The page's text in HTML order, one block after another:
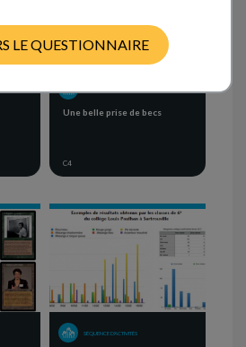
Une belle prise de becs
C4
SÉQUENCE D'ACTIVITÉS
LE QUESTIONNAIRE